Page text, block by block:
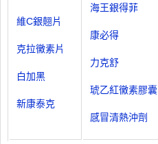
維C銀翹片
克拉黴素片
白加黑
新康泰克
海王銀得菲
康必得
力克舒
琥乙紅黴素膠囊
感冒清熱沖劑